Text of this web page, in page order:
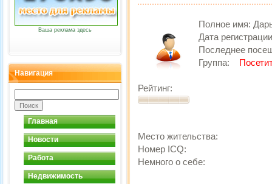
Ваша реклама здесь
Навигация
Главная
Новости
Работа
Недвижимость
Полное имя:
Дата
Последнее
Группа:
Рейтинг:
Место жительства:
Номер ICQ:
Немного о себе: